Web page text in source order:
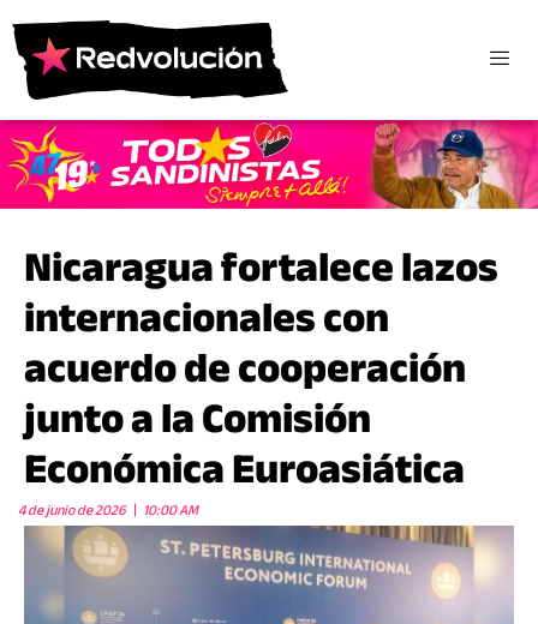
Nicaragua fortalece lazos
internacionales con
acuerdo de cooperación
junto a la Comisión
Económica Euroasiática
4 de junio de 2026 10:00 AM